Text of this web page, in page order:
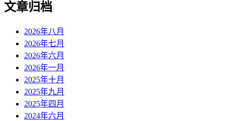
文章归档
2026年八月
2026年七月
2026年六月
2026年一月
2025年十月
2025年九月
2025年四月
2024年六月